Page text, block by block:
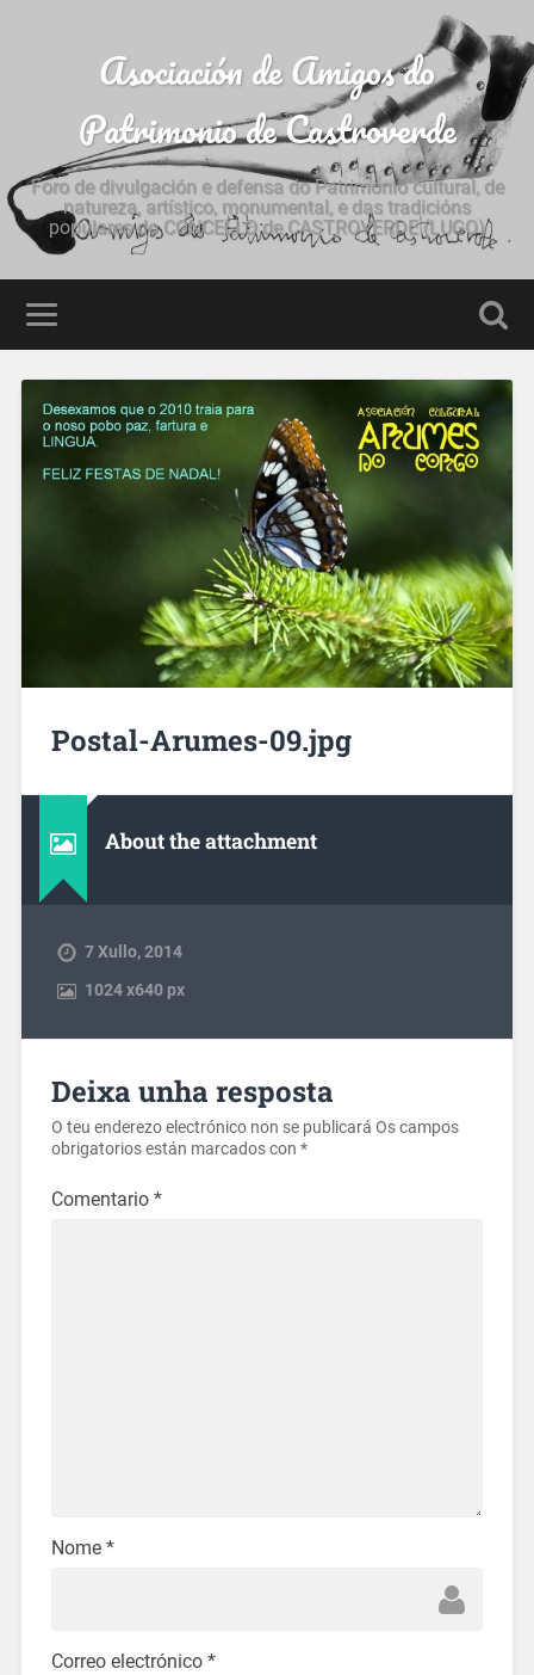
Asociación de Amigos do
Patrimonio de Castroverde
Foro de divulgación e defensa do Patrimonio cultural, de
natureza, artístico, monumental, e das tradicións
populares do CONCELLO de CASTROVERDE (LUGO)
Postal-Arumes-09.jpg
About the attachment
7 Xullo, 2014
1024x640 px
Deixa unha resposta
O teu enderezo electrónico non se publicará Os campos
obrigatorios están marcados con *
Comentario *
Nome *
Correo electrónico *